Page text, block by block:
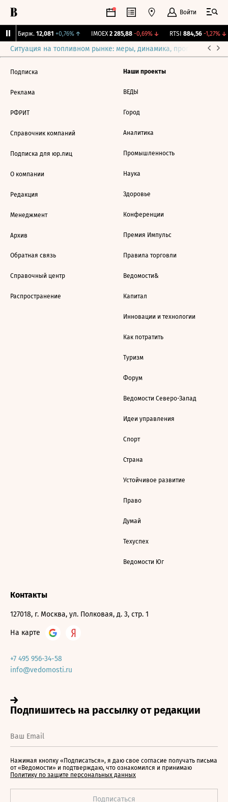
Войти
CNY Бирж. 12,081 +0,76%↑ IMOEX 2 285,88 -0,69%↓ RTSI 884,56 -1,27%↓
Ситуация на топливном рынке: меры, динамика, прогнозы
Подписка
Реклама
РФРИТ
Справочник компаний
Подписка для юр.лиц
О компании
Редакция
Менеджмент
Архив
Обратная связь
Справочный центр
Распространение
Наши проекты
ВЕДЫ
Город
Аналитика
Промышленность
Наука
Здоровье
Конференции
Премия Импульс
Правила торговли
Ведомости&
Капитал
Инновации и технологии
Как потратить
Туризм
Форум
Ведомости Северо-Запад
Идеи управления
Спорт
Страна
Устойчивое развитие
Право
Думай
Техуспех
Ведомости Юг
Контакты
127018, г. Москва, ул. Полковая, д. 3, стр. 1
На карте
+7 495 956-34-58
info@vedomosti.ru
Нажимая кнопку «Подписаться», я даю свое согласие получать письма
от «Ведомости» и подтверждаю, что ознакомился и принимаю
Политику по защите персональных данных